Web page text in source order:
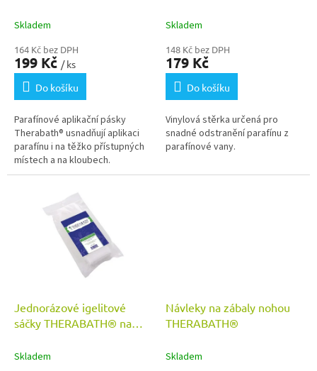
Skladem
164 Kč bez DPH
199 Kč / ks
Do košíku
Parafínové aplikační pásky
Therabath® usnadňují aplikaci
parafínu i na těžko přístupných
místech a na kloubech.
Skladem
148 Kč bez DPH
179 Kč
Do košíku
Vinylová stěrka určená pro
snadné odstranění parafínu z
parafínové vany.
Jednorázové igelitové
sáčky THERABATH® na
Skladem
Návleky na zábaly nohou
THERABATH®
Skladem